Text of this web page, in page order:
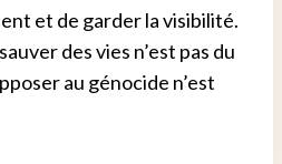
et de garder la visibilité.
des vies n’est pas du
au génocide n’est